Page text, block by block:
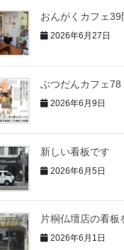
おんがくカフェ39
2026年6月27日
ぶつだんカフェ78
2026年6月9日
新しい看板です
2026年6月5日
片桐仏壇店の看板
2026年6月1日